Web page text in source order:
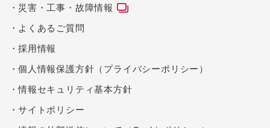
災害・工事・故障情報
よくあるご質問
採用情報
個人情報保護方針（プライバシーポリシー）
情報セキュリティ基本方針
サイトポリシー